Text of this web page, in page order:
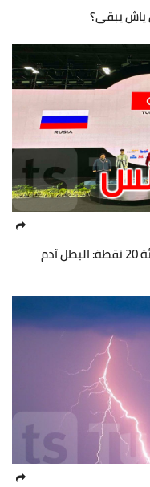
ياش يبقى؟
دورة إندونيسيا الدولية للتايكوندو من فئة 20 نقطة: البطل آدم